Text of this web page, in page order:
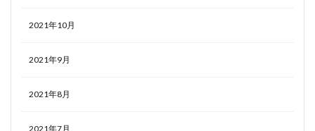
2021年10月
2021年9月
2021年8月
2021年7月